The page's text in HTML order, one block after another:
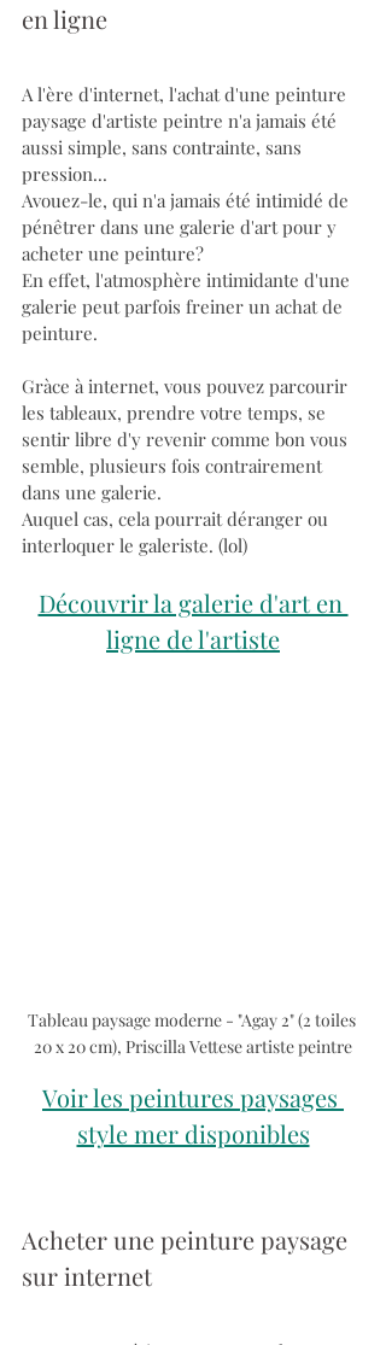
en ligne
A l'ère d'internet, l'achat d'une peinture
paysage d'artiste peintre n'a jamais été
aussi simple, sans contrainte, sans
pression...
Avouez-le, qui n'a jamais été intimidé de
pénêtrer dans une galerie d'art pour y
acheter une peinture?
En effet, l'atmosphère intimidante d'une
galerie peut parfois freiner un achat de
peinture.
Gràce à internet, vous pouvez parcourir
les tableaux, prendre votre temps, se
sentir libre d'y revenir comme bon vous
semble, plusieurs fois contrairement
dans une galerie.
Auquel cas, cela pourrait déranger ou
interloquer le galeriste. (lol)
Découvrir la galerie d'art en
ligne de l'artiste
Tableau paysage moderne - "Agay 2" (2 toiles
20 x 20 cm), Priscilla Vettese artiste peintre
Voir les peintures paysages
style mer disponibles
Acheter une peinture paysage
sur internet